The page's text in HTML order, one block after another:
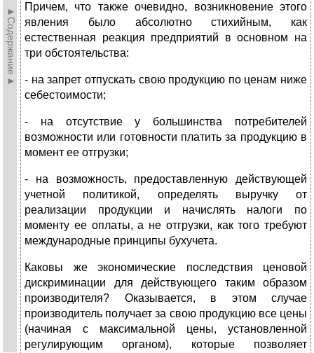
►Содержание►
Причем, что также очевидно, возникновение этого
явления было абсолютно стихийным, как
естественная реакция предприятий в основном на
три обстоятельства:
- на запрет отпускать свою продукцию по ценам ниже
себестоимости;
- на отсутствие у большинства потребителей
возможности или готовности платить за продукцию в
момент ее отгрузки;
- на возможность, предоставленную действующей
учетной политикой, определять выручку от
реализации продукции и начислять налоги по
моменту ее оплаты, а не отгрузки, как того требуют
международные принципы бухучета.
Каковы же экономические последствия ценовой
дискриминации для действующего таким образом
производителя? Оказывается, в этом случае
производитель получает за свою продукцию все цены
(начиная с максимальной цены, установленной
регулирующим органом), которые позволяет